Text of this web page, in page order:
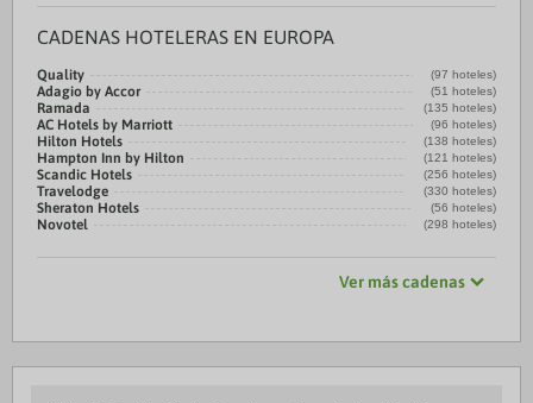
CADENAS HOTELERAS EN EUROPA
Quality (97 hoteles)
Adagio by Accor (51 hoteles)
Ramada (135 hoteles)
AC Hotels by Marriott (96 hoteles)
Hilton Hotels (138 hoteles)
Hampton Inn by Hilton (121 hoteles)
Scandic Hotels (256 hoteles)
Travelodge (330 hoteles)
Sheraton Hotels (56 hoteles)
Novotel (298 hoteles)
Ver más cadenas